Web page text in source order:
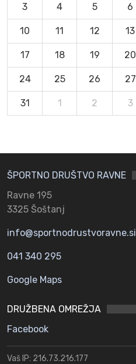
3 4 5 6
10 11 12 13
17 18 19 20
24 25 26 27
31 1 2 3
ŠPORTNO DRUŠTVO RAVNE
Ravne 195
3325 Šoštanj
info@sportnodrustvoravne.si
041 340 295
Google Maps
DRUŽBENA OMREŽJA
Facebook
Vaš IP: 216.73.216.177